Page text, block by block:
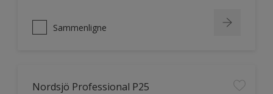
Sammenligne
Nordsjö Professional P25